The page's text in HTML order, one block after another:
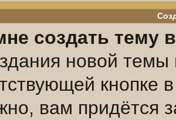
создать тему
новой
кнопке
вам придётся